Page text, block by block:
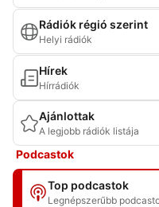
Rádiók régió szerint
Helyi rádiók
Hírek
Hírrádiók
Ajánlottak
A legjobb rádiók listája
Podcastok
Top podcastok
Legnépszerűbb